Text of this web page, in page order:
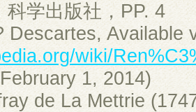
科学出版社，PP. 4
Descartes, Available
wiki/
1, 2014)
de La Mettrie